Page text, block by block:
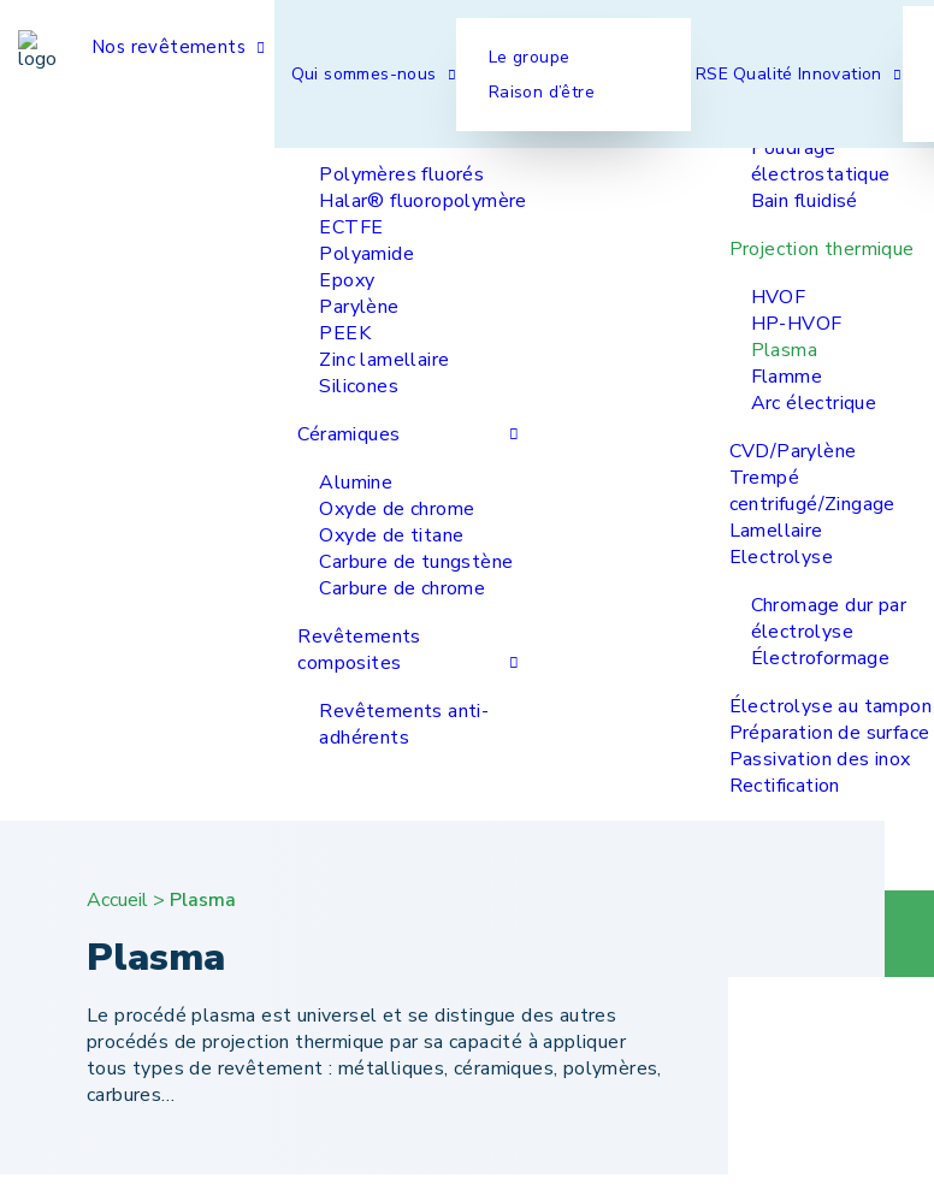
Qui sommes-nous
Le groupe
Raison d’être
RSE Qualité Innovation
Nos revêtements
Polymères fluorés
Halar® fluoropolymère
ECTFE
Polyamide
Epoxy
Parylène
PEEK
Zinc lamellaire
Silicones
Céramiques
Alumine
Oxyde de chrome
Oxyde de titane
Carbure de tungstène
Carbure de chrome
Revêtements
composites
Revêtements anti-
adhérents
Pistolage
Poudrage
électrostatique
Bain fluidisé
Projection thermique
HVOF
HP-HVOF
Plasma
Flamme
Arc électrique
CVD/Parylène
Trempé
centrifugé/Zingage
Lamellaire
Electrolyse
Chromage dur par
électrolyse
Électroformage
Électrolyse au tampon
Préparation de surface
Passivation des inox
Rectification
Accueil > Plasma
Plasma
Le procédé plasma est universel et se distingue des autres
procédés de projection thermique par sa capacité à appliquer
tous types de revêtement : métalliques, céramiques, polymères,
carbures…